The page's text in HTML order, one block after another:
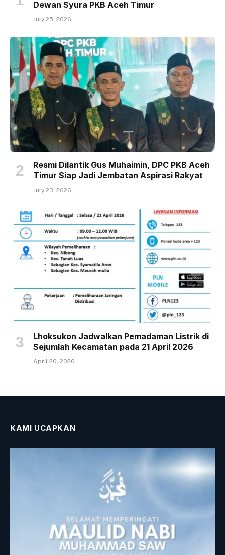
Dewan Syura PKB Aceh Timur
July 25, 2026
Resmi Dilantik Gus Muhaimin, DPC PKB Aceh
Timur Siap Jadi Jembatan Aspirasi Rakyat
July 23, 2026
Lhoksukon Jadwalkan Pemadaman Listrik di
Sejumlah Kecamatan pada 21 April 2026
April 20, 2026
KAMI UCAPKAN